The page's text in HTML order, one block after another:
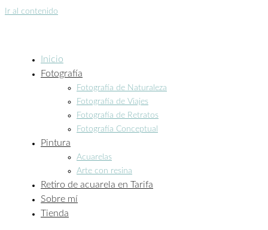
Ir al contenido
Inicio
Fotografía
Fotografía de Naturaleza
Fotografía de Viajes
Fotografía de Retratos
Fotografía Conceptual
Pintura
Acuarelas
Arte con resina
Retiro de acuarela en Tarifa
Sobre mí
Tienda